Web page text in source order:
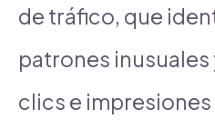
de tráfico, que
patrones inusuales
clics e